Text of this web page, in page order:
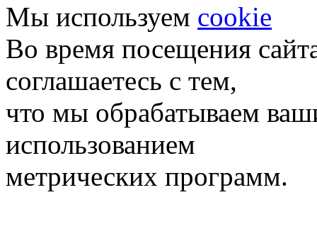
Мы используем cookie
Во время посещения
соглашаетесь с тем,
что мы обрабатываем
использованием
метрических программ.